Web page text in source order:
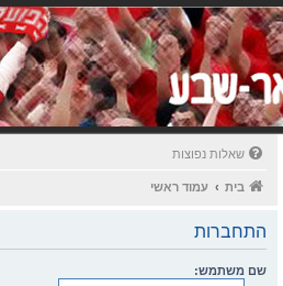
שאלות נפוצות
בית עמוד ראשי
התחברות
שם משתמש: